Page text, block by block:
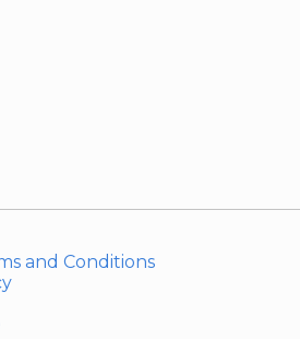
and Conditions